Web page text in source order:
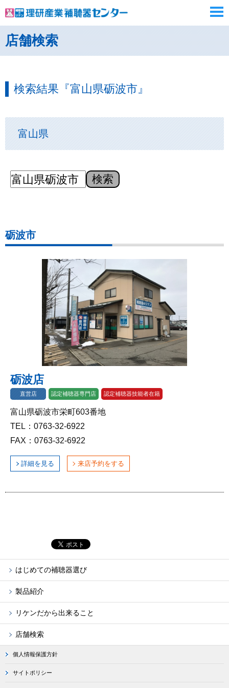
店舗検索
検索結果『富山県砺波市』
富山県
検索
砺波市
砺波店
直営店 認定補聴器専門店 認定補聴器技能者在籍
富山県砺波市栄町603番地
TEL：0763-32-6922
FAX：0763-32-6922
詳細を見る 来店予約をする
はじめての補聴器選び
製品紹介
リケンだから出来ること
店舗検索
個人情報保護方針
サイトポリシー